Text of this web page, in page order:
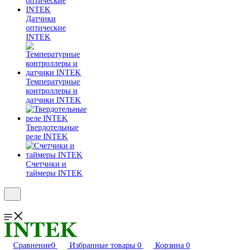
Датчики
оптические
INTEK
Температурные
контроллеры и
датчики INTEK
Твердотельные
реле INTEK
Счетчики и
таймеры INTEK
Сравнение0 Избранные товары 0 Корзина 0